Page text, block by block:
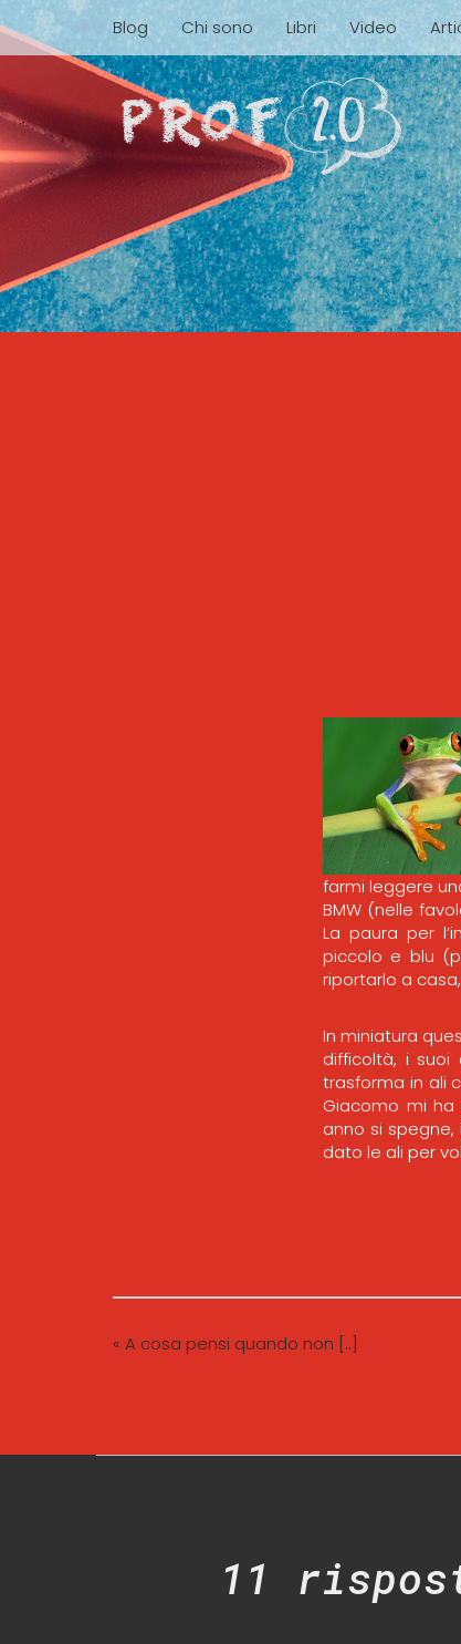
Blog Chi sono Libri Video
farmi leggere
BMW (nelle
La paura per
piccolo e blu
riportarlo a
In miniatura
difficoltà, i suoi
trasforma in ali
Giacomo mi
anno si
dato le ali per
« A cosa pensi quando non [..]
11